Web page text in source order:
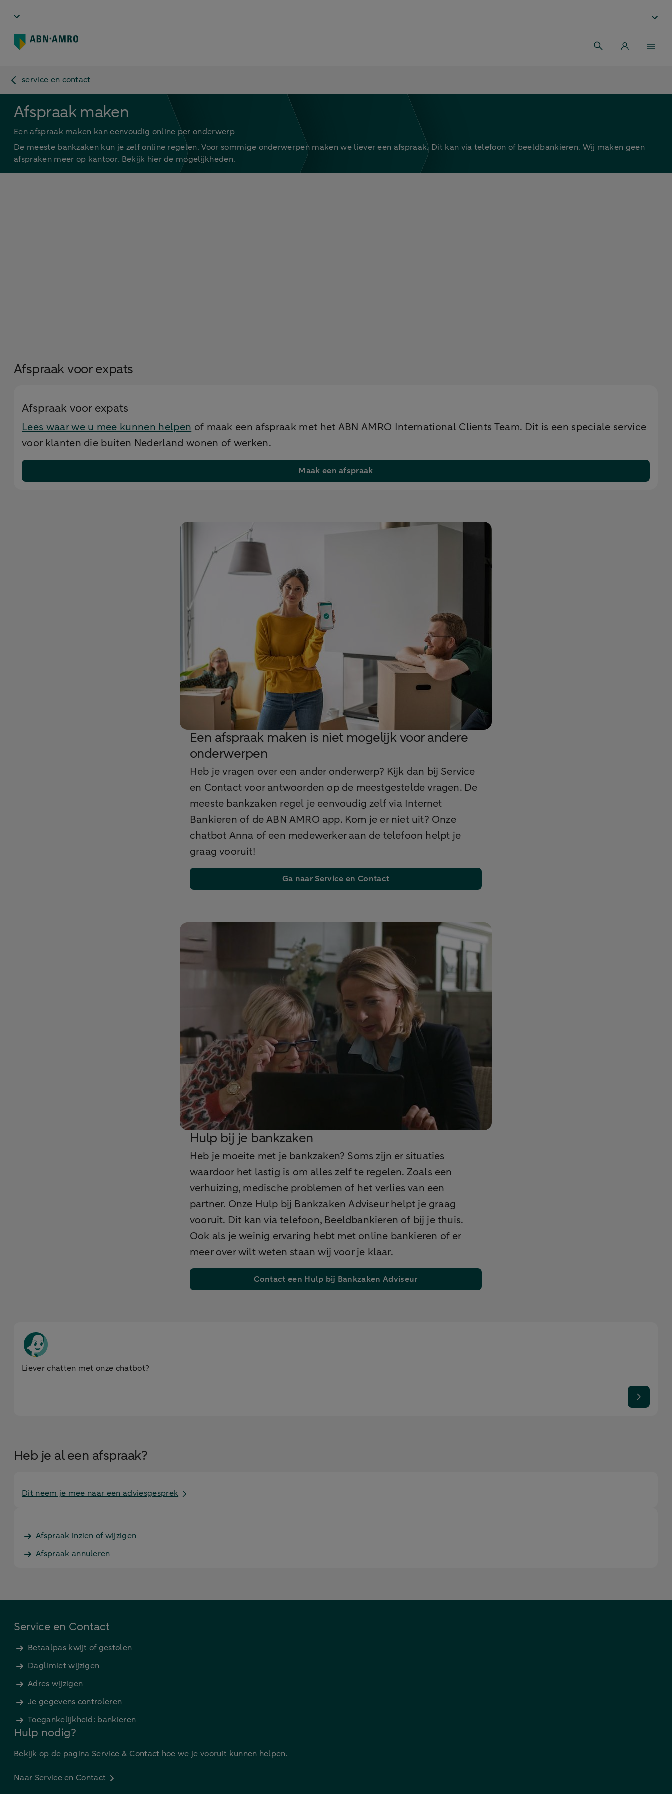
service en contact
Afspraak maken
Een afspraak maken kan eenvoudig online per onderwerp
De meeste bankzaken kun je zelf online regelen. Voor sommige onderwerpen maken we liever een afspraak. Dit kan via telefoon of beeldbankieren. Wij maken geen
afspraken meer op kantoor. Bekijk hier de mogelijkheden.
Afspraak voor expats
Afspraak voor expats
Lees waar we u mee kunnen helpen of maak een afspraak met het ABN AMRO International Clients Team. Dit is een speciale service
voor klanten die buiten Nederland wonen of werken.
Maak een afspraak
Een afspraak maken is niet mogelijk voor andere
onderwerpen
Heb je vragen over een ander onderwerp? Kijk dan bij Service
en Contact voor antwoorden op de meestgestelde vragen. De
meeste bankzaken regel je eenvoudig zelf via Internet
Bankieren of de ABN AMRO app. Kom je er niet uit? Onze
chatbot Anna of een medewerker aan de telefoon helpt je
graag vooruit!
Ga naar Service en Contact
Hulp bij je bankzaken
Heb je moeite met je bankzaken? Soms zijn er situaties
waardoor het lastig is om alles zelf te regelen. Zoals een
verhuizing, medische problemen of het verlies van een
partner. Onze Hulp bij Bankzaken Adviseur helpt je graag
vooruit. Dit kan via telefoon, Beeldbankieren of bij je thuis.
Ook als je weinig ervaring hebt met online bankieren of er
meer over wilt weten staan wij voor je klaar.
Contact een Hulp bij Bankzaken Adviseur
Liever chatten met onze chatbot?
Heb je al een afspraak?
Dit neem je mee naar een adviesgesprek
Afspraak inzien of wijzigen
Afspraak annuleren
Service en Contact
Betaalpas kwijt of gestolen
Daglimiet wijzigen
Adres wijzigen
Je gegevens controleren
Toegankelijkheid: bankieren
Hulp nodig?
Bekijk op de pagina Service & Contact hoe we je vooruit kunnen helpen.
Naar Service en Contact